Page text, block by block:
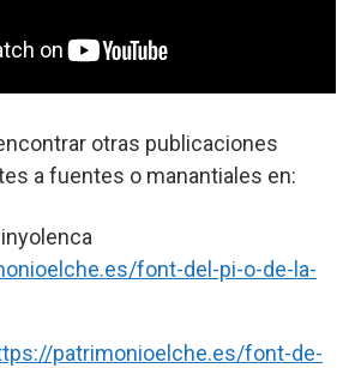
otras publicaciones
a fuentes o manantiales en:
font-del-pi-o-de-la-
patrimonioelche.es/font-de-